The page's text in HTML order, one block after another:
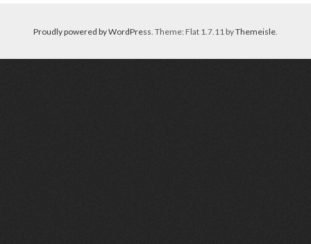
Proudly powered by WordPress. Theme: Flat 1.7.11 byThemeisle.